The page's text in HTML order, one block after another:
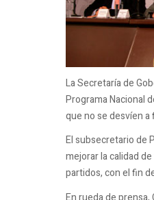
La Secretaría de
Programa Nacional
que no se desvíen
El subsecretario de
mejorar la calidad
partidos, con el fin